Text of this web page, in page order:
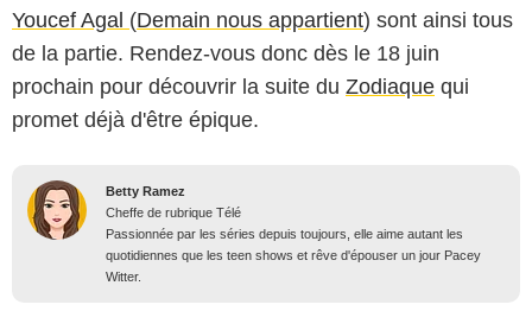
Youcef Agal (Demain nous appartient) sont ainsi tous
de la partie. Rendez-vous donc dès le 18 juin
prochain pour découvrir la suite du Zodiaque qui
promet déjà d'être épique.
Betty Ramez
Cheffe de rubrique Télé
Passionnée par les séries depuis toujours, elle aime autant les
quotidiennes que les teen shows et rêve d'épouser un jour Pacey
Witter.